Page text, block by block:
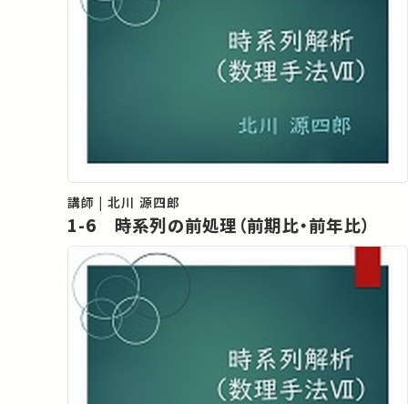
講師 | 北川 源四郎
1-6 時系列の前処理（前期比・前年比）